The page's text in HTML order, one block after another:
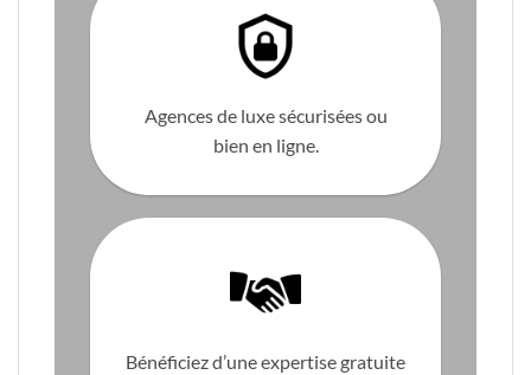
Agences de luxe sécurisées ou
bien en ligne.
Bénéficiez d’une expertise gratuite